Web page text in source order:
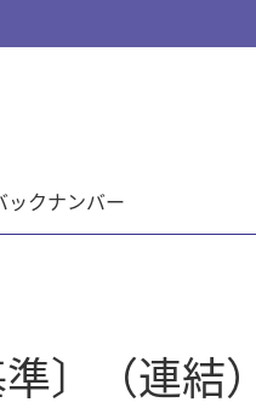
ックナンバー
〕（連結）